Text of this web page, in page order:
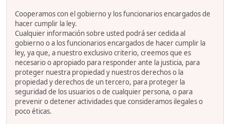
Cooperamos con el gobierno y los funcionarios encargados de
hacer cumplir la ley.
Cualquier información sobre usted podrá ser cedida al
gobierno o a los funcionarios encargados de hacer cumplir la
ley, ya que, a nuestro exclusivo criterio, creemos que es
necesario o apropiado para responder ante la justicia, para
proteger nuestra propiedad y nuestros derechos o la
propiedad y derechos de un tercero, para proteger la
seguridad de los usuarios o de cualquier persona, o para
prevenir o detener actividades que consideramos ilegales o
poco éticas.